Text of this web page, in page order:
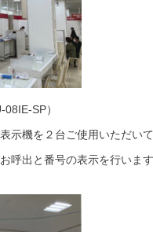
SP）
示機を２台ご使用いただいて
呼出と番号の表示を行います